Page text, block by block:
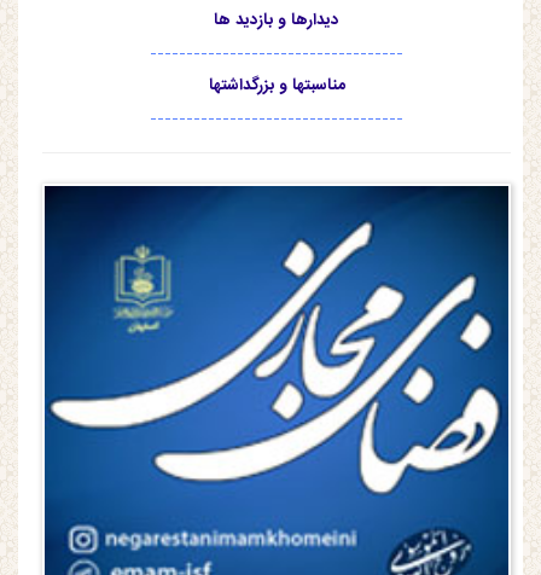
دیدارها و بازدید ها
-----------------------------------
مناسبتها و بزرگداشتها
-----------------------------------